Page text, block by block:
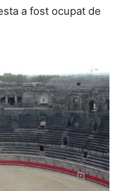
a fost ocupat de